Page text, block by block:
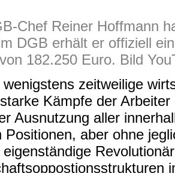
Chef Reiner Hoffmann
DGB erhält er offiziell
von 182.250 Euro. Bild
zeitweilige
Kämpfe der
Ausnutzung aller
Positionen, aber ohne